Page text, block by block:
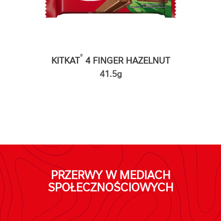
KITKAT®4 FINGER HAZELNUT
41.5g
PRZERWY W MEDIACH
SPOŁECZNOŚCIOWYCH